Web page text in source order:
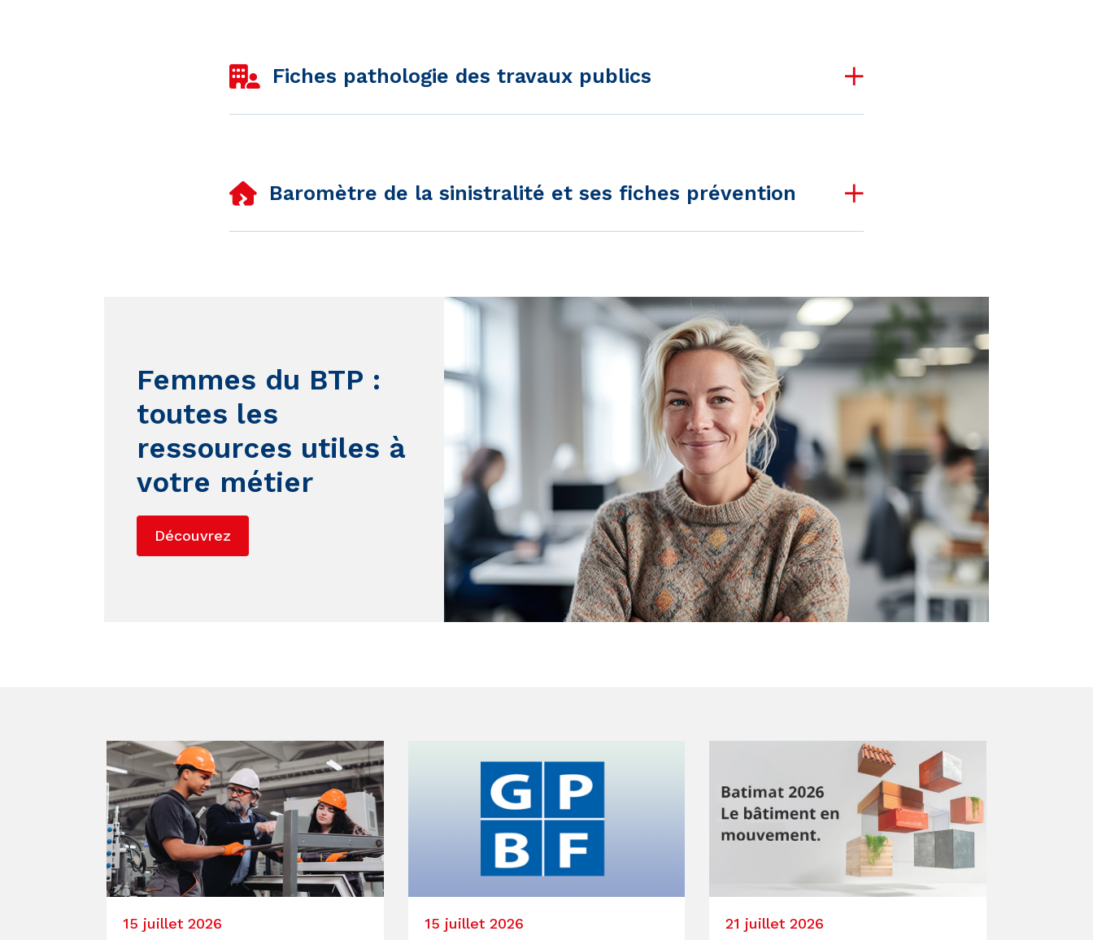
Fiches pathologie des travaux publics
Baromètre de la sinistralité et ses fiches prévention
Femmes du BTP :
toutes les
ressources utiles à
votre métier
Découvrez
15 juillet 2026 15 juillet 2026 21 juillet 2026